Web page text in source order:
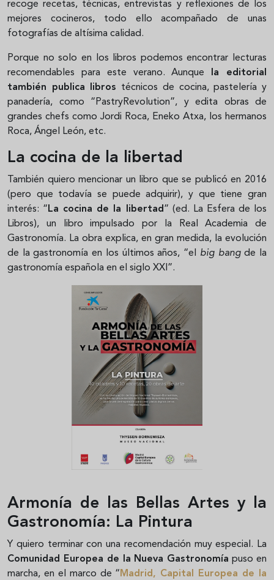
recoge recetas, técnicas, entrevistas y reflexiones de los
mejores cocineros, todo ello acompañado de unas
fotografías de altísima calidad.
Porque no solo en los libros podemos encontrar lecturas
recomendables para este verano. Aunque
la editorial
también publica libros técnicos de cocina, pastelería y
panadería, como “PastryRevolution”, y edita obras de
grandes chefs como Jordi Roca, Eneko Atxa, los hermanos
Roca, Ángel León, etc.
La cocina de la libertad
También quiero mencionar un libro que se publicó en 2016
(pero que todavía se puede adquirir), y que tiene gran
interés: “ La cocina de la libertad” (ed. La Esfera de los
Libros), un libro impulsado por la Real Academia de
Gastronomía. La obra explica, en gran medida, la evolución
de la gastronomía en los últimos años, “el big bangde la
gastronomía española en el siglo XXI”.
Armonía de las Bellas Artes y la
Gastronomía: La Pintura
Y quiero terminar con una recomendación muy especial. La
Comunidad Europea de la Nueva Gastronomía puso en
marcha, en el marco de “ Madrid, Capital Europea de la